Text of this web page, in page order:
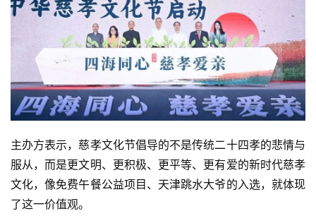
主办方表示，慈孝文化节倡导的不是传统二十四孝的悲情与
服从，而是更文明、更积极、更平等、更有爱的新时代慈孝
文化，像免费午餐公益项目、天津跳水大爷的入选，就体现
了这一价值观。